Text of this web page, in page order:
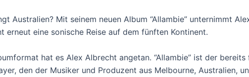
Australien? Mit seinem neuen Album “Allambie” unternimmt
erneut eine sonische Reise auf dem fünften Kontinent.
hat es Alex Albrecht angetan. “Allambie” ist der bereits
den der Musiker und Produzent aus Melbourne, Australien,